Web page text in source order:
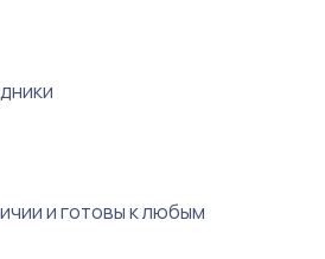
и готовы к любым